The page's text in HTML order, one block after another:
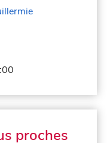
proches